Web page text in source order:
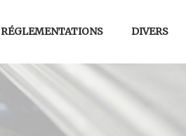
RÉGLEMENTATIONS DIVERS